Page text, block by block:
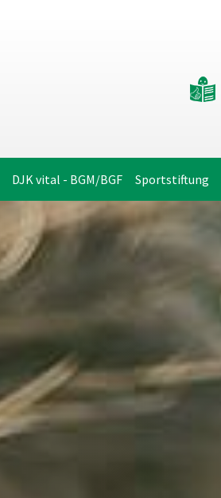
DJK vital - BGM/BGF Sportstiftung